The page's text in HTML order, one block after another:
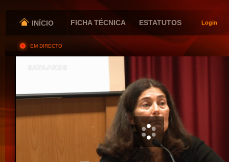
INÍCIO FICHA TÉCNICA ESTATUTOS Login
EM DIRECTO